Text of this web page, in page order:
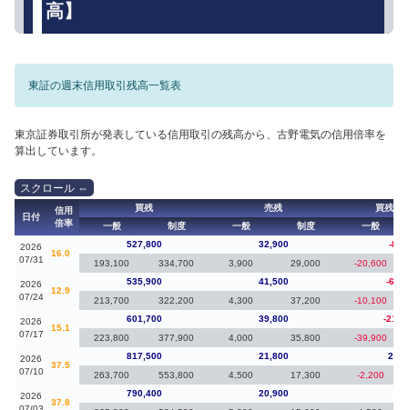
高】
東証の週末信用取引残高一覧表
東京証券取引所が発表している信用取引の残高から、古野電気の信用倍率を
算出しています。
日付
信用
倍率
買残 売残
買残（
一般
制度 一般 制度 一般
2026
07/31
16.0
527,800 32,900
-
193,100
334,700 3,900 29,000 -20,600
2026
07/24
12.9
535,900 41,500
-
213,700
322,200 4,300 37,200 -10,100
2026
07/17
15.1
601,700 39,800
-
223,800
377,900 4,000 35,800 -39,900
2026
07/10
37.5
817,500 21,800
263,700
553,800 4,500 17,300 -2,200
2026
37.8
790,400 20,900